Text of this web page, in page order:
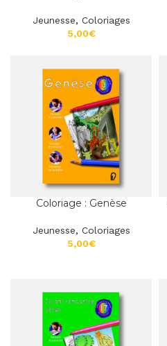
Jeunesse, Coloriages
€
Coloriage : Genèse
Jeunesse, Coloriages
€